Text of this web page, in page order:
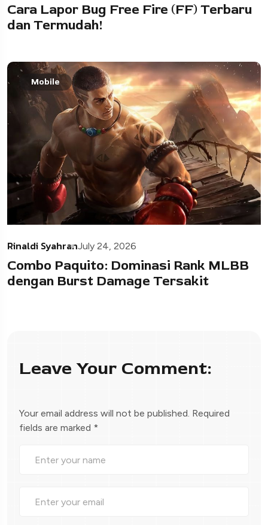
Cara Lapor Bug Free Fire (FF) Terbaru
dan Termudah!​
Mobile
Rinaldi SyahranJuly 24, 2026
Combo Paquito: Dominasi Rank MLBB
dengan Burst Damage Tersakit
Leave Your Comment:
Your email address will not be published. Required
fields are marked *